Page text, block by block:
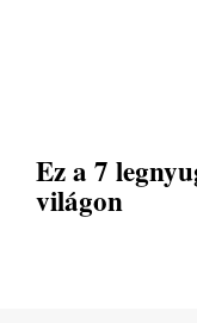
Ez a 7
világon